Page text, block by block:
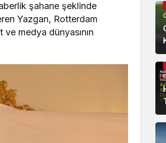
şahane şeklinde
Yazgan, Rotterdam
medya dünyasının